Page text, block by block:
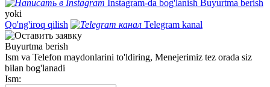
Instagram-da bog'lanish Buyurtma berish
yoki
Qo'ng'iroq qilish
Telegram kanal
Buyurtma berish
Ism va Telefon maydonlarini to'ldiring, Menejerimiz tez orada siz
bilan bog'lanadi
Ism: